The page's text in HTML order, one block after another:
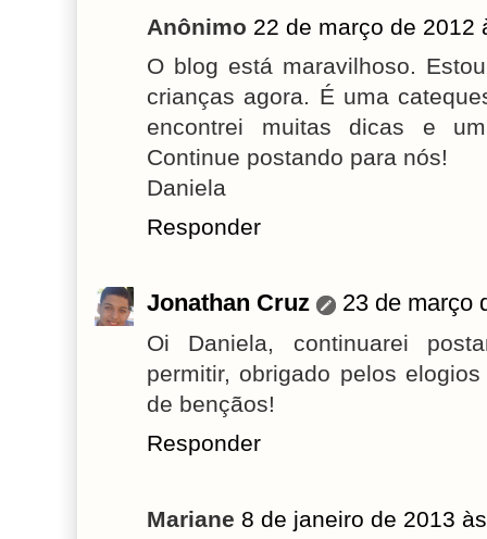
Anônimo 22 de março de 2012
O blog está maravilhoso.
crianças agora. É uma
encontrei muitas dicas e
Continue postando para nós!
Daniela
Responder
Jonathan Cruz 23 de março
Oi Daniela, continuarei
permitir, obrigado pelos
de bençãos!
Responder
Mariane 8 de janeiro de 2013